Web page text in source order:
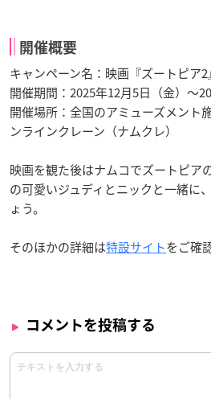
開催概要
キャンペーン名：映画『ズートピア
開催期間：2025年12月5日（金）～
開催場所：全国のアミューズメント
ンラインクレーン（ナムクレ）
映画を観た後はナムコでズートピア
の可愛いジュディとニックと一緒に
ょう。
そのほかの詳細は特設サイトをご確
コメントを投稿する